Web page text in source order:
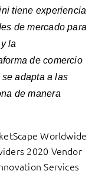
tiene experiencia
de mercado para
la
de comercio
adapta a las
de manera
Worldwide
2020 Vendor
Services